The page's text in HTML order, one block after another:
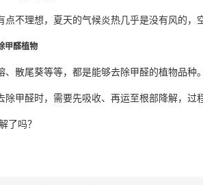
点不理想，夏天的气候炎热几乎是没有风的，
甲醛植物
散尾葵等等，都是能够去除甲醛的植物品种。
除甲醛时，需要先吸收、再运至根部降解，
了吗？